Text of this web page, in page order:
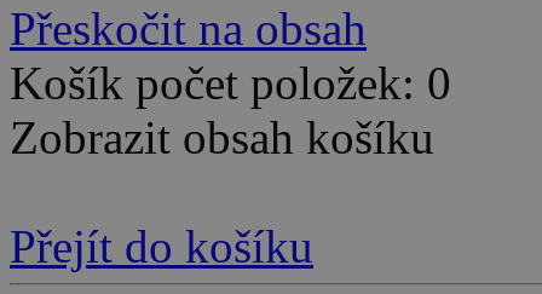
Přeskočit na obsah
Košík počet položek: 0
Zobrazit obsah košíku
Přejít do košíku